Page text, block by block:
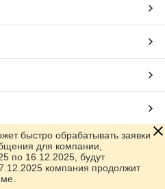
быстро обрабатывать заявки
для компании,
по 16.12.2025, будут
компания продолжит